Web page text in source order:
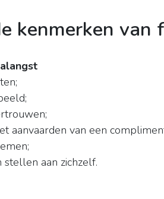
kenmerken van
aanvaarden van een
stellen aan zichzelf.